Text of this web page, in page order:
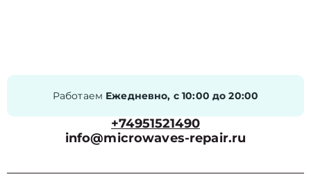
Работаем Ежедневно, с 10:00 до 20:00
+74951521490
info@microwaves-repair.ru